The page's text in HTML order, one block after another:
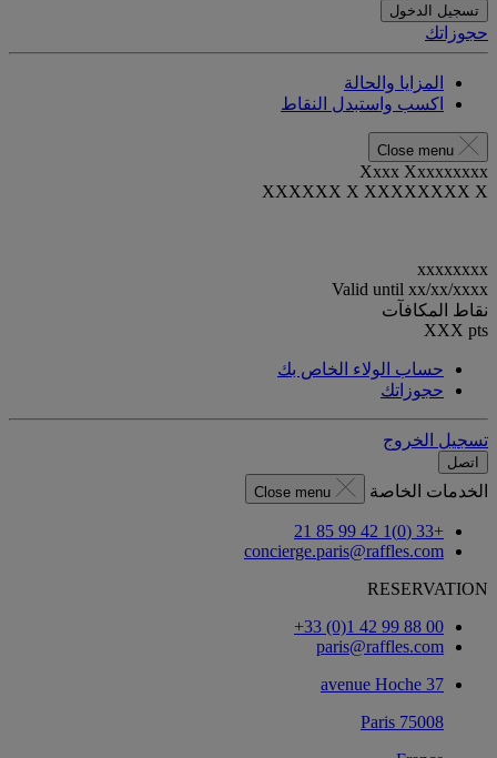
تسجيل الدخول
حجوزاتك
المزايا والحالة
اكسب واستبدل النقاط
Close menu
Xxxx Xxxxxxxxx
XXXXXX X XXXXXXXX X
xxxxxxxx
Valid until xx/xx/xxxx
نقاط المكافآت
XXX pts
حساب الولاء الخاص بك
حجوزاتك
تسجيل الخروج
اتصل
الخدمات الخاصة Close menu
+33 (0)1 42 99 85 21
concierge.paris@raffles.com
RESERVATION
‎+33 (0)1 42 99 88 00‏
paris@raffles.com
37 avenue Hoche
75008 Paris